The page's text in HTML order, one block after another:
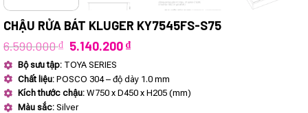
CHẬU RỬA BÁT KLUGER KY7545FS-S75
6.590.000₫ Giá
là:
6.590.000 ₫.
5.140.200₫Giá
là:
5.140.200 ₫.
Bộ sưu tập: TOYA SERIES
Chất liệu: POSCO 304 – độ dày 1.0 mm
Kích thước chậu: W750 x D450 x H205 (mm)
Màu sắc: Silver